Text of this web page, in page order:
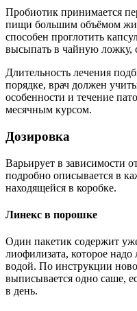
Пробиотик принимается
пищи большим объёмом
способен проглотить
высыпать в чайную
Длительность лечения
порядке, врач должен
особенности и течение
месячным курсом.
Дозировка
Варьирует в зависимости
подробно описывается в
находящейся в коробке.
Линекс в порошке
Один пакетик содержит
лиофилизата, которое
водой. По инструкции
выписывается одно саше,
в день.